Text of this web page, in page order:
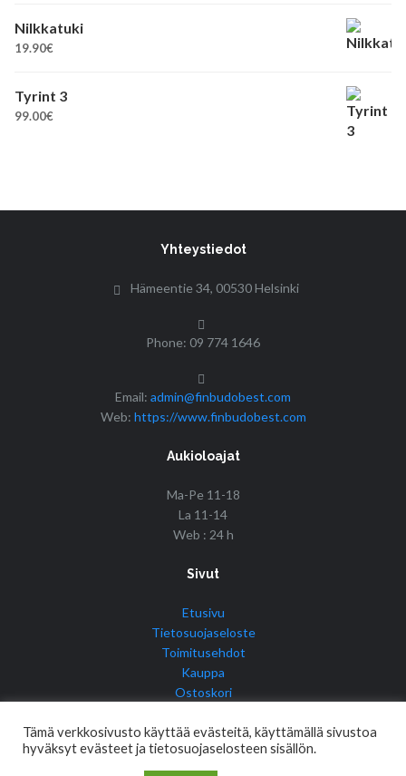
Nilkkatuki
19.90€
Tyrint 3
99.00€
Yhteystiedot
Hämeentie 34, 00530 Helsinki
Phone: 09 774 1646
Email: admin@finbudobest.com
Web: https://www.finbudobest.com
Aukioloajat
Ma-Pe 11-18
La 11-14
Web : 24 h
Sivut
Etusivu
Tietosuojaseloste
Toimitusehdot
Kauppa
Ostoskori
Tämä verkkosivusto käyttää evästeitä, käyttämällä sivustoa
hyväksyt evästeet ja tietosuojaselosteen sisällön.